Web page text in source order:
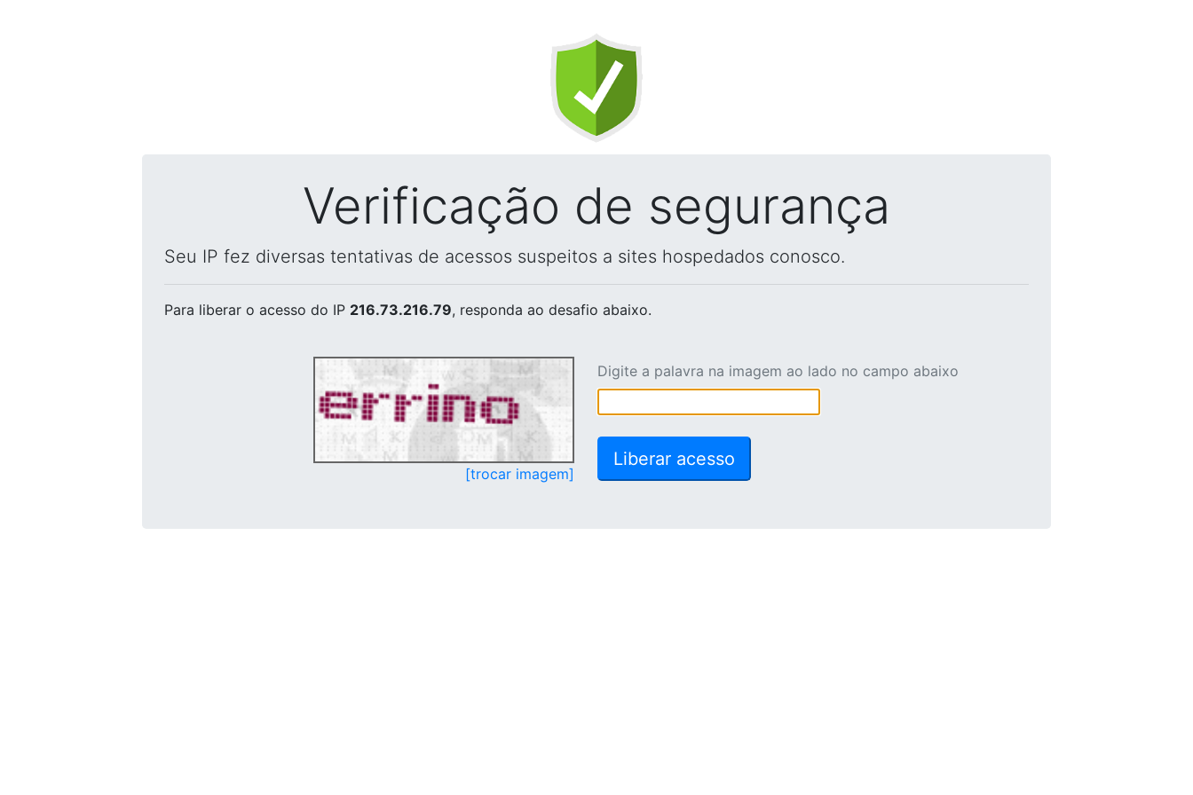
Verificação de segurança
Seu IP fez diversas tentativas de acessos suspeitos a sites hospedados conosco.
Para liberar o acesso do IP 216.73.216.79, responda ao desafio abaixo.
[trocar imagem]
Digite a palavra na imagem ao lado no campo abaixo